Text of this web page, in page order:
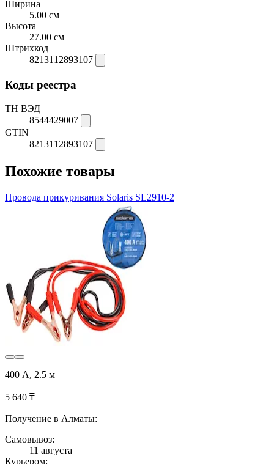
Ширина
5.00 см
Высота
27.00 см
Штрихкод
8213112893107
Коды реестра
ТН ВЭД
8544429007
GTIN
8213112893107
Похожие товары
Провода прикуривания Solaris SL2910-2
400 А, 2.5 м
5 640 ₸
Получение в Алматы:
Самовывоз:
11 августа
Курьером: